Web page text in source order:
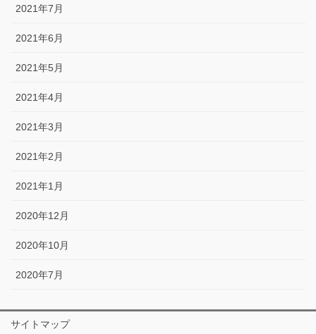
2021年7月
2021年6月
2021年5月
2021年4月
2021年3月
2021年2月
2021年1月
2020年12月
2020年10月
2020年7月
サイトマップ